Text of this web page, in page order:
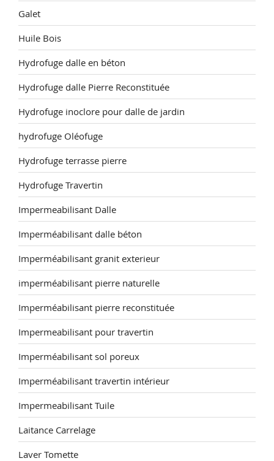
Galet
Huile Bois
Hydrofuge dalle en béton
Hydrofuge dalle Pierre Reconstituée
Hydrofuge inoclore pour dalle de jardin
hydrofuge Oléofuge
Hydrofuge terrasse pierre
Hydrofuge Travertin
Impermeabilisant Dalle
Imperméabilisant dalle béton
Imperméabilisant granit exterieur
imperméabilisant pierre naturelle
Imperméabilisant pierre reconstituée
Impermeabilisant pour travertin
Imperméabilisant sol poreux
Imperméabilisant travertin intérieur
Impermeabilisant Tuile
Laitance Carrelage
Laver Tomette